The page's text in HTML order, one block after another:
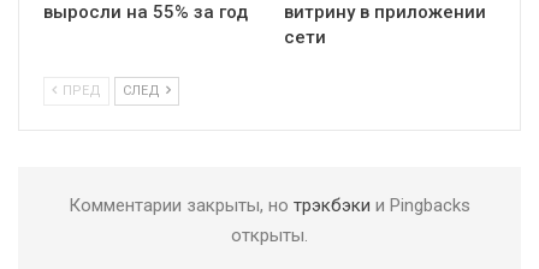
выросли на 55% за год
витрину в приложении
сети
ПРЕД СЛЕД
Комментарии закрыты, но трэкбэки и Pingbacks
открыты.